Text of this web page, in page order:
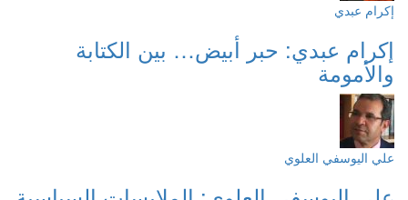
إكرام عبدي
إكرام عبدي: حبر أبيض… بين الكتابة
والأمومة
علي اليوسفي العلوي